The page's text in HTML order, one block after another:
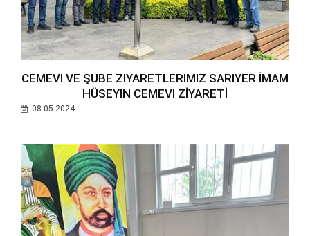
CEMEVI VE ŞUBE ZIYARETLERIMIZ SARIYER İMAM
HÜSEYIN CEMEVI ZİYARETİ
08.05.2024